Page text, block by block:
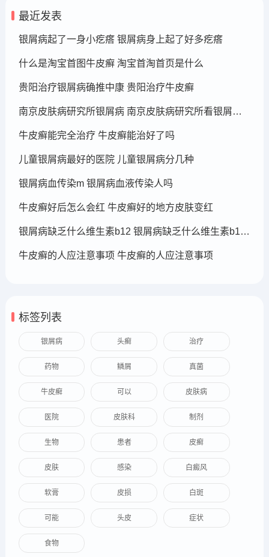
最近发表
银屑病起了一身小疙瘩 银屑病身上起了好多疙瘩
什么是淘宝首图牛皮癣 淘宝首淘首页是什么
贵阳治疗银屑病确推中康 贵阳治疗牛皮癣
南京皮肤病研究所银屑病 南京皮肤病研究所看银屑病哪个医生厉害
牛皮癣能完全治疗 牛皮癣能治好了吗
儿童银屑病最好的医院 儿童银屑病分几种
银屑病血传染m 银屑病血液传染人吗
牛皮癣好后怎么会红 牛皮癣好的地方皮肤变红
银屑病缺乏什么维生素b12 银屑病缺乏什么维生素b12可以补充
牛皮癣的人应注意事项 牛皮癣的人应注意事项
标签列表
银屑病 头癣 治疗
药物 鳞屑 真菌
牛皮癣 可以 皮肤病
医院 皮肤科 制剂
生物 患者 皮癣
皮肤 感染 白癜风
软膏 皮损 白斑
可能 头皮 症状
食物